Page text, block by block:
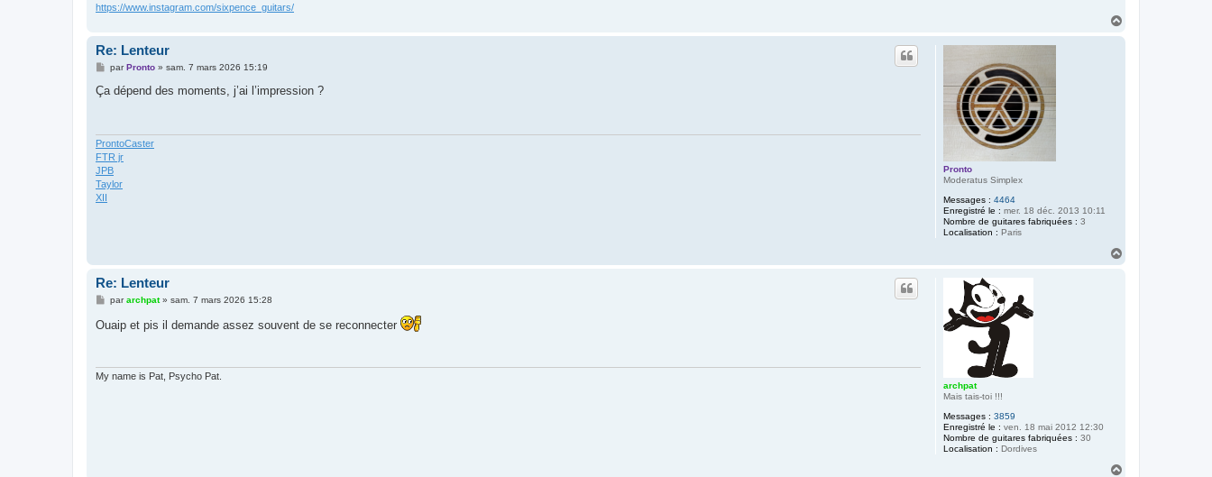
https://www.instagram.com/sixpence_guitars/
Pronto
Moderatus Simplex
Messages : 4464
Enregistré le : mer. 18 déc. 2013 10:11
Nombre de guitares fabriquées : 3
Localisation : Paris
Re: Lenteur
M
s
par Pronto» sam. 7 mars 2026 15:19
Ça dépend des moments, j’ai l’impression ?
ProntoCaster
FTR jr
JPB
Taylor
XII
archpat
Mais tais-toi !!!
Messages : 3859
Enregistré le : ven. 18 mai 2012 12:30
Nombre de guitares fabriquées : 30
Localisation : Dordives
Re: Lenteur
M
s
s
pararchpat» sam. 7 mars 2026 15:28
Ouaip et pis il demande assez souvent de se reconnecter
My name is Pat, Psycho Pat.